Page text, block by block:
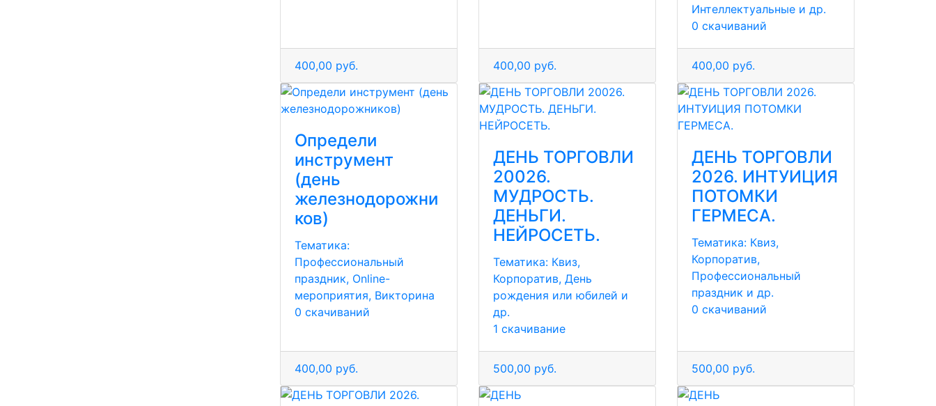
400,00 руб. 400,00 руб.
Интеллектуальные и др.
0 скачиваний
400,00 руб.
Определи
инструмент
(день
железнодорожни
ков)
Тематика:
Профессиональный
праздник, Online-
мероприятия, Викторина
0 скачиваний
400,00 руб.
ДЕНЬ ТОРГОВЛИ
20026.
МУДРОСТЬ.
ДЕНЬГИ.
НЕЙРОСЕТЬ.
Тематика: Квиз,
Корпоратив, День
рождения или юбилей и
др.
1 скачивание
500,00 руб.
ДЕНЬ ТОРГОВЛИ
2026. ИНТУИЦИЯ
ПОТОМКИ
ГЕРМЕСА.
Тематика: Квиз,
Корпоратив,
Профессиональный
праздник и др.
0 скачиваний
500,00 руб.